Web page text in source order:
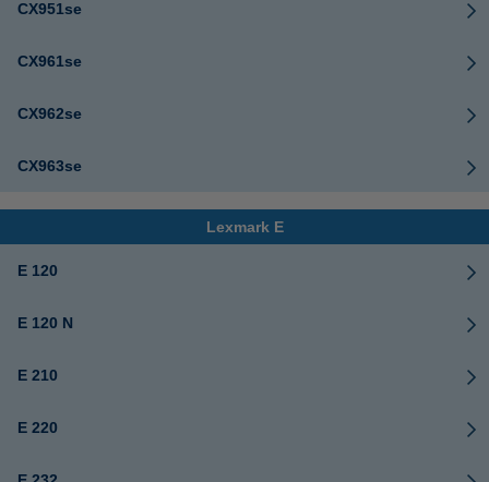
CX951se
CX961se
CX962se
CX963se
Lexmark E
E 120
E 120 N
E 210
E 220